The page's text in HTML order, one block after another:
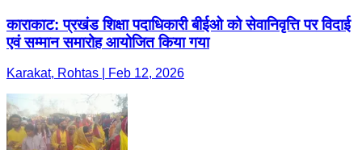
काराकाट: प्रखंड शिक्षा पदाधिकारी बीईओ को सेवानिवृत्ति पर विदाई
एवं सम्मान समारोह आयोजित किया गया
Karakat, Rohtas | Feb 12, 2026